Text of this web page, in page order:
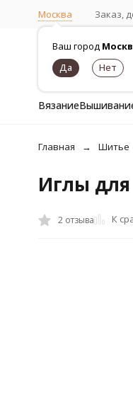
Москва
Ваш город
Заказ,
Вязание
Главная Шитье
Иглы
2 отзыва К